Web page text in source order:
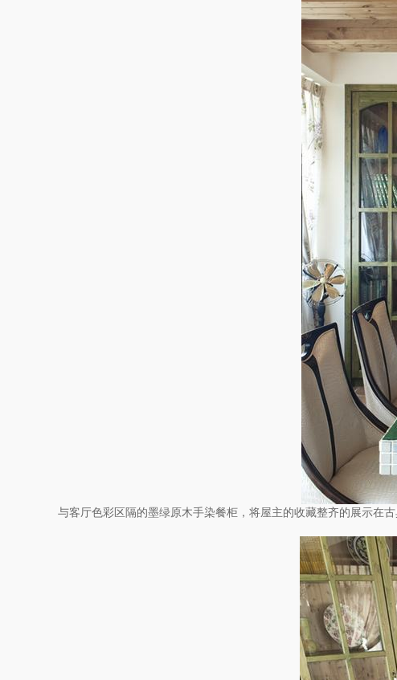
与客厅色彩区隔的墨绿原木手染餐柜，将屋主的收藏整齐的展示在